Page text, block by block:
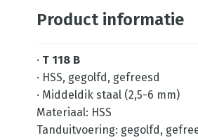
Product informatie
· T 118 B
· HSS, gegolfd, gefreesd
· Middeldik staal (2,5-6 mm)
Materiaal: HSS
Tanduitvoering: gegolfd,